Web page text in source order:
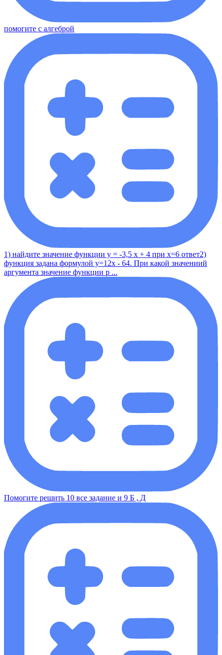
помогите с алгеброй
1) найдите значение функции у = -3,5 x + 4 при x=6 ответ2)
функция задана формулой y=12x - 64. При какой значениий
аргумента значение функции р ...
Помогите решить 10 все задание и 9 Б , Д